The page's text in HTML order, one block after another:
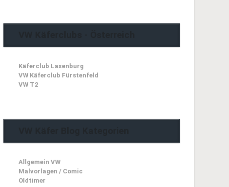
Käferclub Laxenburg
VW Käferclub Fürstenfeld
VW T2
Allgemein VW
Malvorlagen / Comic
Oldtimer